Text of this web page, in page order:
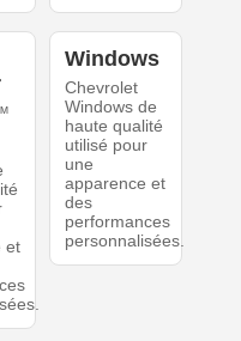
et
Windows
Chevrolet
Windows de
haute qualité
utilisé pour
une
apparence et
des
performances
personnalisées.